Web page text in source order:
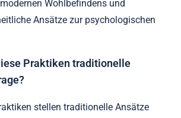
umfassen Techniken wie
und digitale Entgiftung.
die Bio-Hacking-
sie geistige Klarheit und
fördern. Atemtechniken
Klangheilung Entspannung und